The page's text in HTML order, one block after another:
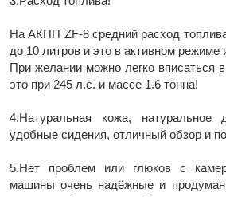
На АКПП ZF-8 средний расход
до 10 литров и это в активном режиме
При желании можно легко вписаться
это при 245 л.с. и массе 1.6 тонна!
4.Натуральная кожа, натуральное
удобные сидения, отличный обзор и
5.Нет проблем или глюков с
машины очень надёжные и